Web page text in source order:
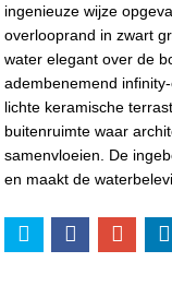
ingenieuze wijze
overlooprand in zwart
water elegant over de
adembenemend
lichte keramische
buitenruimte waar
samenvloeien. De
en maakt de